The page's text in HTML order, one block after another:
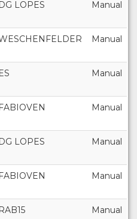
DG LOPES Manual
Manual
ES Manual
FABIOVEN Manual
DG LOPES Manual
FABIOVEN Manual
RAB15 Manual